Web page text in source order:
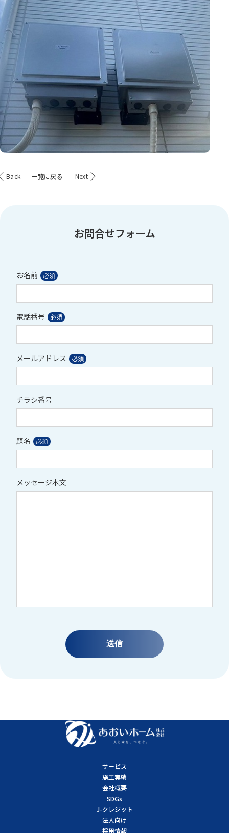
Back 一覧に戻る Next
お問合せフォーム
お名前
電話番号
メールアドレス
チラシ番号
題名
メッセージ本文
サービス
施工実績
会社概要
SDGs
J-クレジット
法人向け
採用情報